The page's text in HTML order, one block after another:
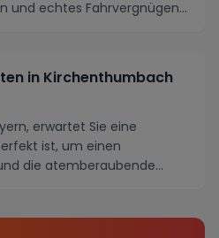
und echtes Fahrvergnügen
in Kirchenthumbach
erwartet Sie eine
ist, um einen
die atemberaubende